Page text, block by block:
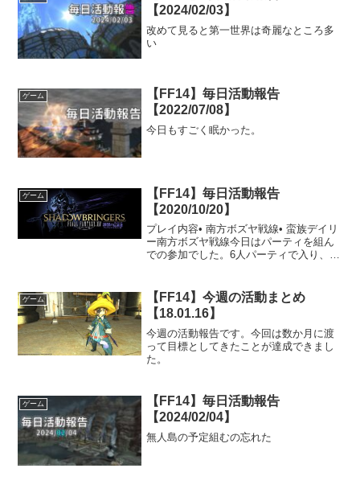
【2024/02/03】
改めて見ると第一世界は奇麗なところ多
い
ゲーム
【FF14】毎日活動報告
【2022/07/08】
今日もすごく眠かった。
ゲーム
【FF14】毎日活動報告
【2020/10/20】
プレイ内容• 南方ボズヤ戦線• 蛮族デイリ
ー南方ボズヤ戦線今日はパーティを組ん
での参加でした。6人パーティで入り、攻
いましたが、クリティカルエンゲージメ
ントが発生すれば...
ゲーム
【FF14】今週の活動まとめ
【18.01.16】
今週の活動報告です。今回は数か月に渡
って目標としてきたことが達成できまし
た。
ゲーム
【FF14】毎日活動報告
【2024/02/04】
無人島の予定組むの忘れた